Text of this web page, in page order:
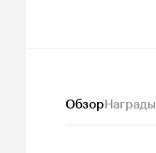
ОбзорНаграды